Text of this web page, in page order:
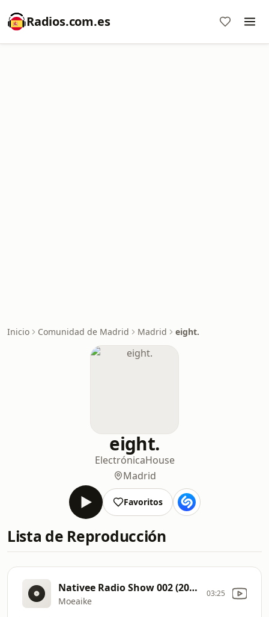
Radios.com.es
Inicio Comunidad de Madrid Madrid eight.
eight.
ElectrónicaHouse
Madrid
Favoritos
Lista de Reproducción
Nativee Radio Show 002 (2026)
Moeaike
03:25